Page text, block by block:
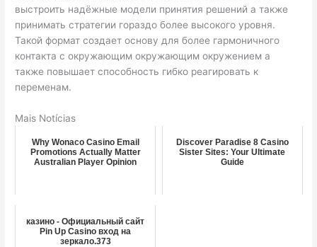
выстроить надёжные модели принятия решений а также
принимать стратегии гораздо более высокого уровня.
Такой формат создает основу для более гармоничного
контакта с окружающим окружающим окружением а
также повышает способность гибко реагировать к
переменам.
Mais Notícias
Why Wonaco Casino Email
Promotions Actually Matter
Australian Player Opinion
Discover Paradise 8 Casino
Sister Sites: Your Ultimate
Guide
казино - Официальный сайт
Pin Up Casino вход на
зеркало.373